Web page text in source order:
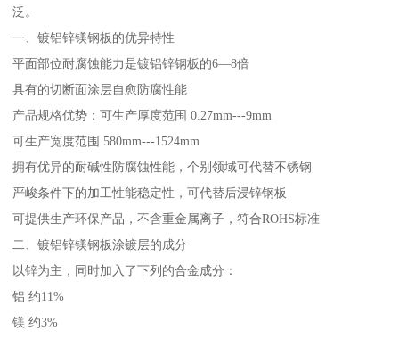
泛。
一、镀铝锌镁钢板的优异特性
平面部位耐腐蚀能力是镀铝锌钢板的6—8倍
具有的切断面涂层自愈防腐性能
产品规格优势：可生产厚度范围 0.27mm---9mm
可生产宽度范围 580mm---1524mm
拥有优异的耐碱性防腐蚀性能，个别领域可代替不锈钢
严峻条件下的加工性能稳定性，可代替后浸锌钢板
可提供生产环保产品，不含重金属离子，符合ROHS标准
二、镀铝锌镁钢板涂镀层的成分
以锌为主，同时加入了下列的合金成分：
铝 约11%
镁 约3%